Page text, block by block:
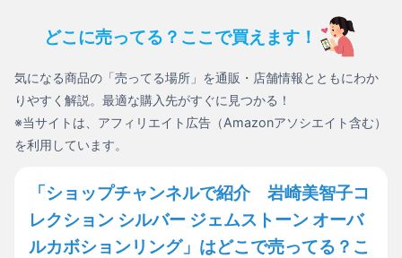
どこに売ってる？ここで買えます！
気になる商品の「売ってる場所」を通販・店舗情報とともにわか
りやすく解説。最適な購入先がすぐに見つかる！
※当サイトは、アフィリエイト広告（Amazonアソシエイト含む）
を利用しています。
「ショップチャンネルで紹介 岩崎美智子コ
レクション シルバー ジェムストーン オーバ
ルカボションリング」はどこで売ってる？こ